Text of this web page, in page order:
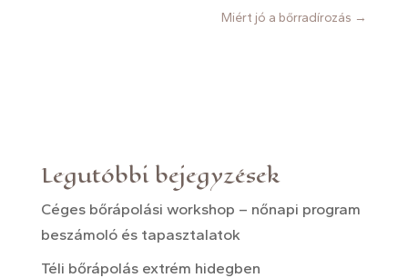
Miért jó a bőrradírozás →
Legutóbbi bejegyzések
Céges bőrápolási workshop – nőnapi program
beszámoló és tapasztalatok
Téli bőrápolás extrém hidegben